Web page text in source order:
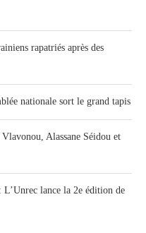
rapatriés après des
nationale sort le grand tapis
Alassane Séidou et
lance la 2e édition de